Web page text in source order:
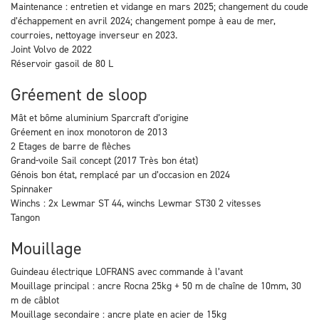
Maintenance : entretien et vidange en mars 2025; changement du coude
d’échappement en avril 2024; changement pompe à eau de mer,
courroies, nettoyage inverseur en 2023.
Joint Volvo de 2022
Réservoir gasoil de 80 L
Gréement de sloop
Mât et bôme aluminium Sparcraft d’origine
Gréement en inox monotoron de 2013
2 Etages de barre de flèches
Grand-voile Sail concept (2017 Très bon état)
Génois bon état, remplacé par un d’occasion en 2024
Spinnaker
Winchs : 2x Lewmar ST 44, winchs Lewmar ST30 2 vitesses
Tangon
Mouillage
Guindeau électrique LOFRANS avec commande à l’avant
Mouillage principal : ancre Rocna 25kg + 50 m de chaîne de 10mm, 30
m de câblot
Mouillage secondaire : ancre plate en acier de 15kg